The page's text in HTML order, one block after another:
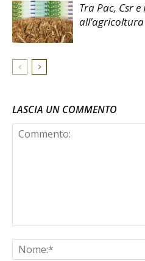
Tra Pac, Csr
all’agricoltura
LASCIA UN COMMENTO